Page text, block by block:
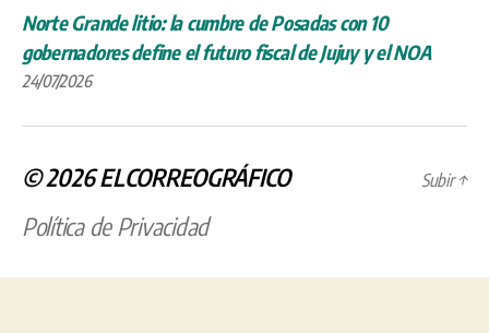
Norte Grande litio: la cumbre de Posadas con 10
gobernadores define el futuro fiscal de Jujuy y el NOA
24/07/2026
© 2026ELCORREOGRÁFICO
Política de Privacidad
Subir↑